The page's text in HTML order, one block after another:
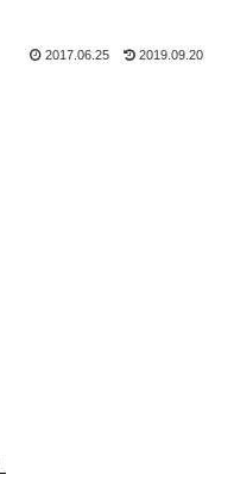
2017.06.25 2019.09.20